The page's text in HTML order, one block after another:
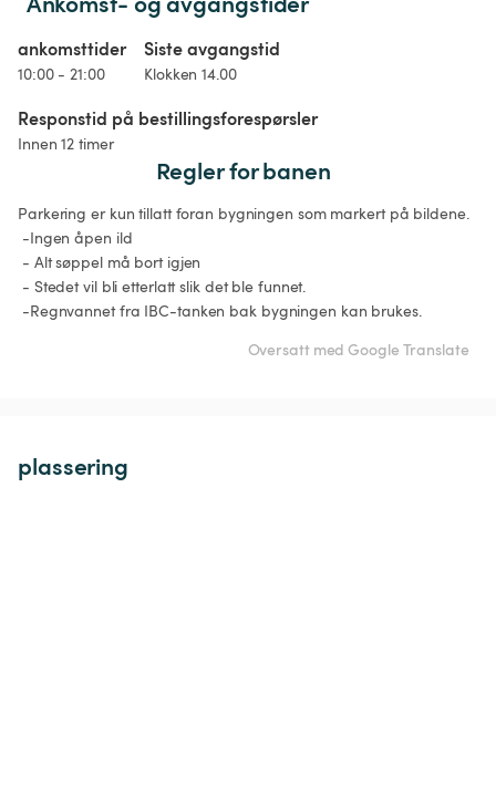
ankomsttider
10:00 - 21:00
Siste avgangstid
Klokken 14.00
Responstid på bestillingsforespørsler
Innen 12 timer
Regler for banen
Parkering er kun tillatt foran bygningen som markert på bildene.
Oversatt med Google Translate
plassering